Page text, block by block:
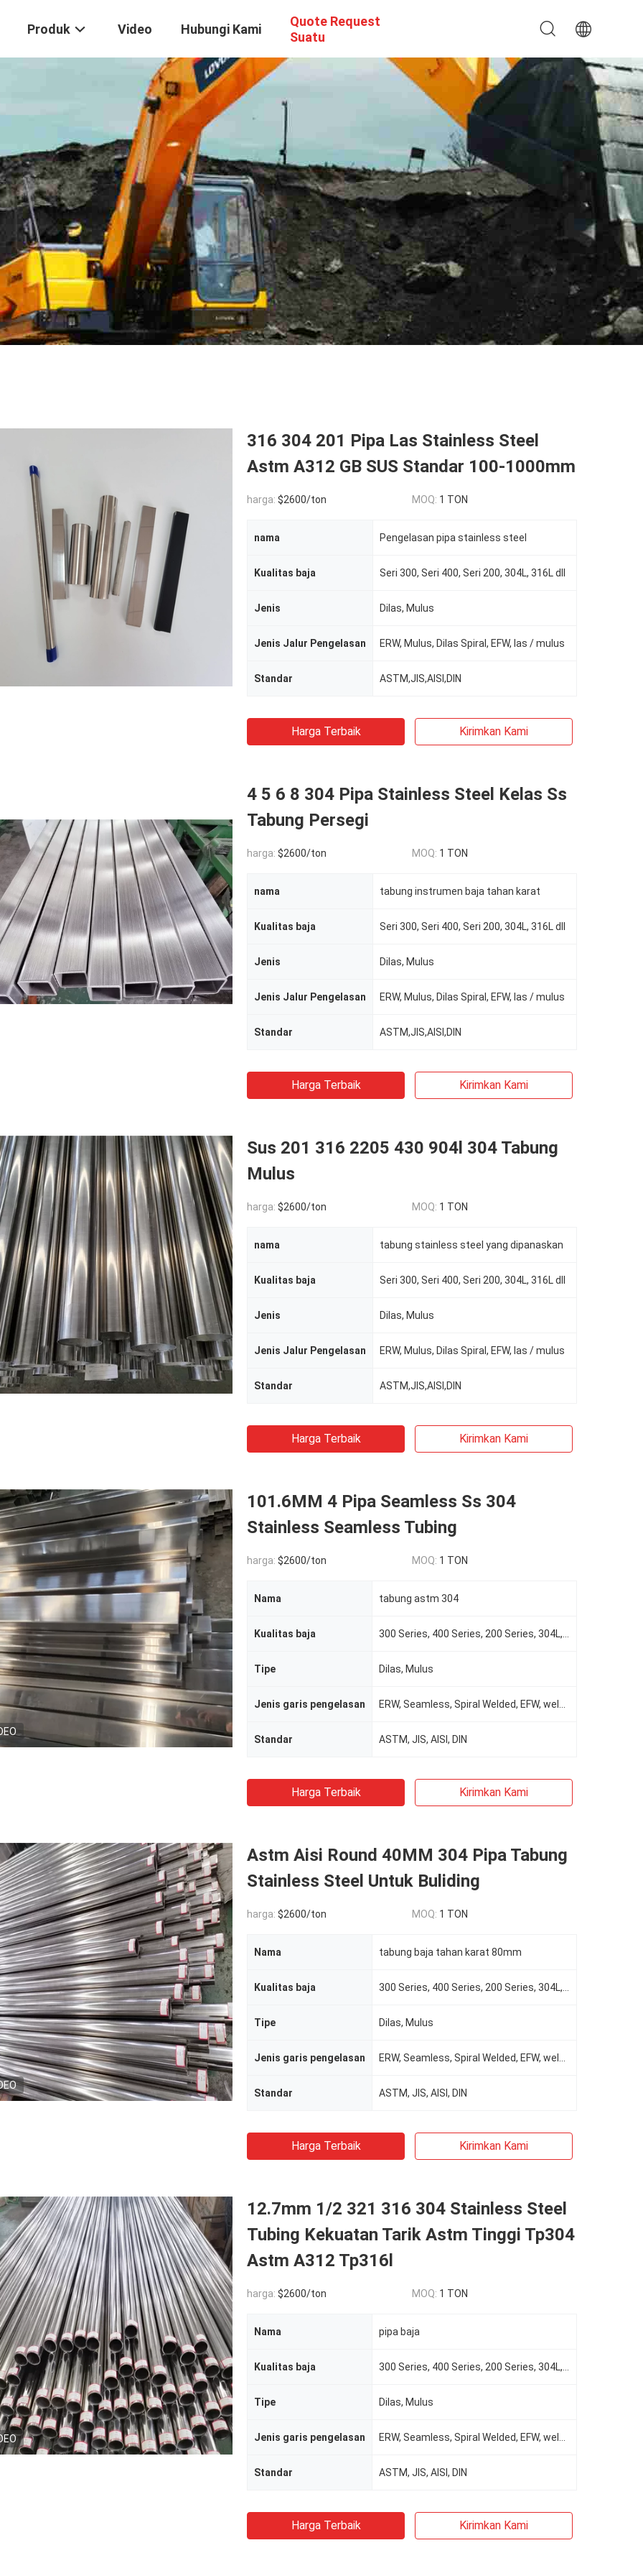
Produk Video Hubungi Kami
Quote Request
Suatu
316 304 201 Pipa Las Stainless Steel
Astm A312 GB SUS Standar 100-1000mm
harga: $2600/ton MOQ: 1 TON
nama Pengelasan pipa stainless steel
Kualitas baja Seri 300, Seri 400, Seri 200, 304L, 316L dll
Jenis Dilas, Mulus
Jenis Jalur Pengelasan ERW, Mulus, Dilas Spiral, EFW, las / mulus
Standar ASTM,JIS,AISI,DIN
Harga Terbaik Kirimkan Kami
4 5 6 8 304 Pipa Stainless Steel Kelas Ss
Tabung Persegi
harga: $2600/ton MOQ: 1 TON
nama tabung instrumen baja tahan karat
Kualitas baja Seri 300, Seri 400, Seri 200, 304L, 316L dll
Jenis Dilas, Mulus
Jenis Jalur Pengelasan ERW, Mulus, Dilas Spiral, EFW, las / mulus
Standar ASTM,JIS,AISI,DIN
Harga Terbaik Kirimkan Kami
Sus 201 316 2205 430 904l 304 Tabung
Mulus
harga: $2600/ton MOQ: 1 TON
nama tabung stainless steel yang dipanaskan
Kualitas baja Seri 300, Seri 400, Seri 200, 304L, 316L dll
Jenis Dilas, Mulus
Jenis Jalur Pengelasan ERW, Mulus, Dilas Spiral, EFW, las / mulus
Standar ASTM,JIS,AISI,DIN
Harga Terbaik Kirimkan Kami
101.6MM 4 Pipa Seamless Ss 304
Stainless Seamless Tubing
harga: $2600/ton MOQ: 1 TON
Nama tabung astm 304
Kualitas baja
Tipe Dilas, Mulus
Jenis garis pengelasan
Standar ASTM, JIS, AISI, DIN
Harga Terbaik Kirimkan Kami
Astm Aisi Round 40MM 304 Pipa Tabung
Stainless Steel Untuk Buliding
harga: $2600/ton MOQ: 1 TON
Nama tabung baja tahan karat 80mm
Kualitas baja
Tipe Dilas, Mulus
Jenis garis pengelasan
Standar ASTM, JIS, AISI, DIN
Harga Terbaik Kirimkan Kami
12.7mm 1/2 321 316 304 Stainless Steel
Tubing Kekuatan Tarik Astm Tinggi Tp304
Astm A312 Tp316l
harga: $2600/ton MOQ: 1 TON
Nama pipa baja
Kualitas baja
Tipe Dilas, Mulus
Jenis garis pengelasan
Standar ASTM, JIS, AISI, DIN
Harga Terbaik Kirimkan Kami